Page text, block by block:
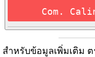
Com.
สำหรับข้อมูลเพิ่มเติม